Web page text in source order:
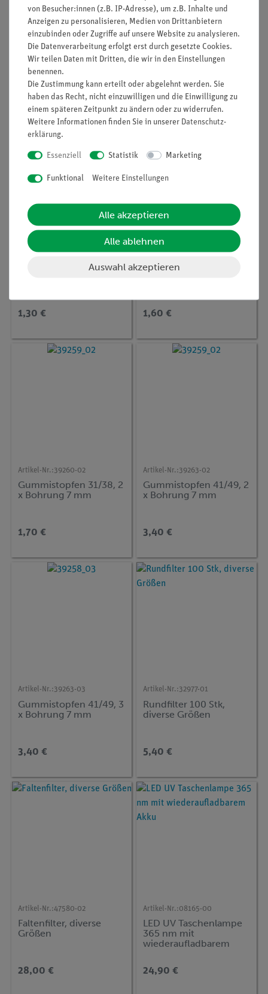
Artikel-Nr.:39258-03
Gummistopfen, mit 3
Bohrungen, diverse
Durchmesser
2,40 €
Artikel-Nr.:39258-02
Gummistopfen 26/32, 2
x Bohrung 7 mm
1,40 €
Artikel-Nr.:39258-06
Gummistopfen 26/32,
1,30 €
Artikel-Nr.:39259-02
Gummistopfen 29/35, 2
x Bohrung 7 mm
1,60 €
Artikel-Nr.:39260-02
Gummistopfen 31/38, 2
x Bohrung 7 mm
1,70 €
Artikel-Nr.:39263-02
Gummistopfen 41/49, 2
x Bohrung 7 mm
3,40 €
Artikel-Nr.:39263-03
Gummistopfen 41/49, 3
x Bohrung 7 mm
3,40 €
Artikel-Nr.:32977-01
Rundfilter 100 Stk,
diverse Größen
5,40 €
Artikel-Nr.:47580-02
Faltenfilter, diverse
Größen
28,00 €
Artikel-Nr.:08165-00
LED UV Taschenlampe
365 nm mit
wiederaufladbarem
24,90 €
von Besucher:innen (z.B. IP-Adresse), um z.B. Inhalte und
Anzeigen zu personalisieren, Medien von Drittanbietern
einzubinden oder Zugriffe auf unsere Website zu analysieren.
Die Datenverarbeitung erfolgt erst durch gesetzte Cookies.
Wir teilen Daten mit Dritten, die wir in den Einstellungen
benennen.
Die Zustimmung kann erteilt oder abgelehnt werden. Sie
haben das Recht, nicht einzuwilligen und die Einwilligung zu
einem späteren Zeitpunkt zu ändern oder zu widerrufen.
Weitere Informationen finden Sie in unserer Daten­schutz­
erklärung.
Essenziell Statistik Marketing
Funktional Weitere Einstellungen
Alle akzeptieren
Alle ablehnen
Auswahl akzeptieren